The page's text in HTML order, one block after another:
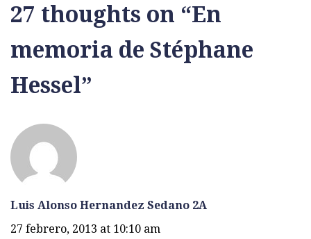
27 thoughts on “En
memoria de Stéphane
Hessel”
Luis Alonso Hernandez Sedano 2A
27 febrero, 2013 at 10:10 am